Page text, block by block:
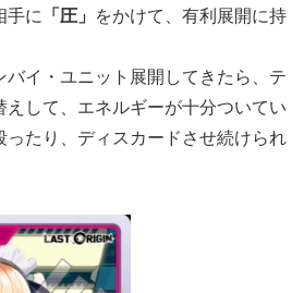
手に 「圧」 をかけて、有利展開に持
イ・ユニット展開してきたら、テ
して、エネルギーが十分ついてい
ったり、ディスカードさせ続けられ